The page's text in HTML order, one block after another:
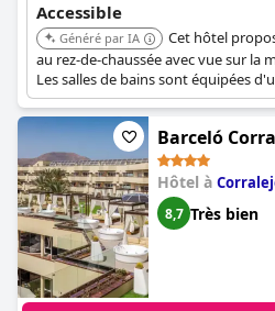
Accessible
Généré par IA
Cet hôtel
au rez-de-chaussée avec vue sur la
Les salles de bains sont équipées
bain et les toilettes ont des barres
L'accessibilité est bonne dans tout
promenade plate vers le centre
plusieurs piscines et d'une salle de
Barceló
Hôtel à
8,7 Très bien